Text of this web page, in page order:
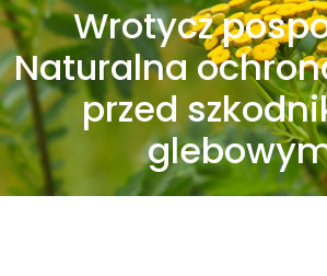
Wrotycz
Naturalna
przed